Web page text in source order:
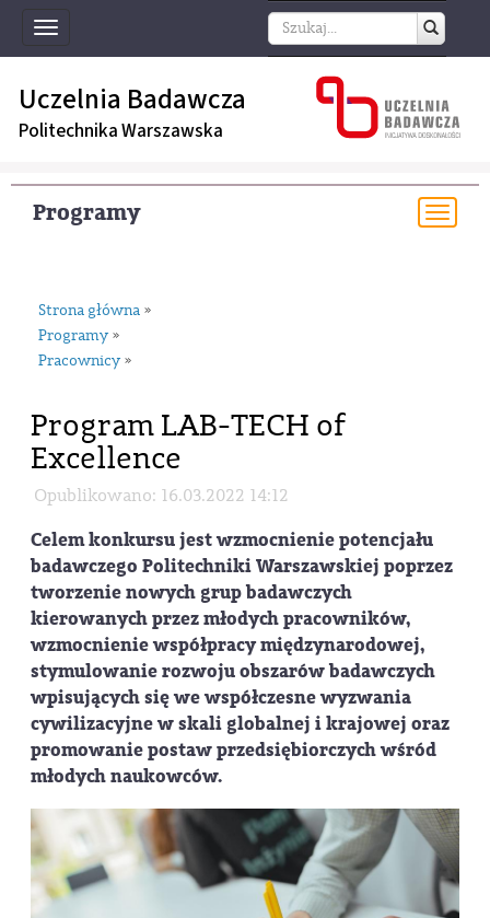
Toggle
navigation
Uczelnia Badawcza
Politechnika Warszawska
Programy
Strona główna »
Programy »
Pracownicy »
Program LAB-TECH of
Excellence
Opublikowano: 16.03.2022 14:12
Celem konkursu jest wzmocnienie potencjału
badawczego Politechniki Warszawskiej poprzez
tworzenie nowych grup badawczych
kierowanych przez młodych pracowników,
wzmocnienie współpracy międzynarodowej,
stymulowanie rozwoju obszarów badawczych
wpisujących się we współczesne wyzwania
cywilizacyjne w skali globalnej i krajowej oraz
promowanie postaw przedsiębiorczych wśród
młodych naukowców.